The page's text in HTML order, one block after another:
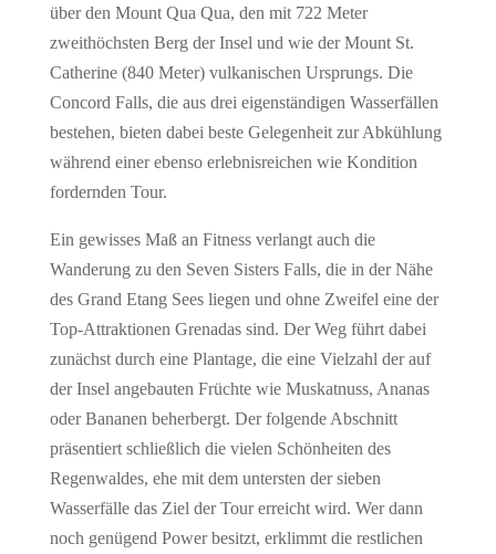
über den Mount Qua Qua, den mit 722 Meter
zweithöchsten Berg der Insel und wie der Mount St.
Catherine (840 Meter) vulkanischen Ursprungs. Die
Concord Falls, die aus drei eigenständigen Wasserfällen
bestehen, bieten dabei beste Gelegenheit zur Abkühlung
während einer ebenso erlebnisreichen wie Kondition
fordernden Tour.
Ein gewisses Maß an Fitness verlangt auch die
Wanderung zu den Seven Sisters Falls, die in der Nähe
des Grand Etang Sees liegen und ohne Zweifel eine der
Top-Attraktionen Grenadas sind. Der Weg führt dabei
zunächst durch eine Plantage, die eine Vielzahl der auf
der Insel angebauten Früchte wie Muskatnuss, Ananas
oder Bananen beherbergt. Der folgende Abschnitt
präsentiert schließlich die vielen Schönheiten des
Regenwaldes, ehe mit dem untersten der sieben
Wasserfälle das Ziel der Tour erreicht wird. Wer dann
noch genügend Power besitzt, erklimmt die restlichen